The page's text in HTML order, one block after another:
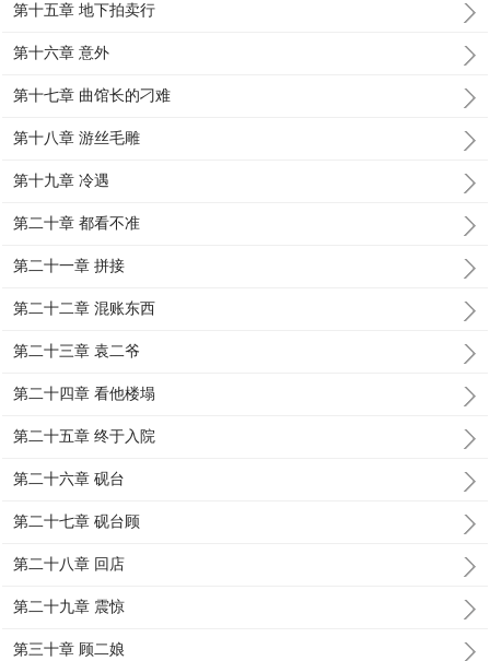
第十五章 地下拍卖行
第十六章 意外
第十七章 曲馆长的刁难
第十八章 游丝毛雕
第十九章 冷遇
第二十章 都看不准
第二十一章 拼接
第二十二章 混账东西
第二十三章 袁二爷
第二十四章 看他楼塌
第二十五章 终于入院
第二十六章 砚台
第二十七章 砚台顾
第二十八章 回店
第二十九章 震惊
第三十章 顾二娘